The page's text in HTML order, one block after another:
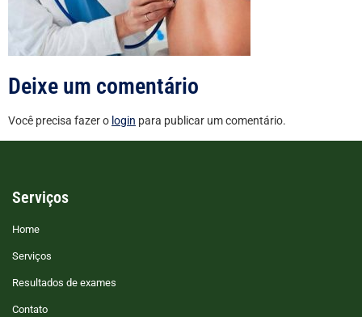
Deixe um comentário
Você precisa fazer o login para publicar um comentário.
Serviços
Home
Serviços
Resultados de exames
Contato